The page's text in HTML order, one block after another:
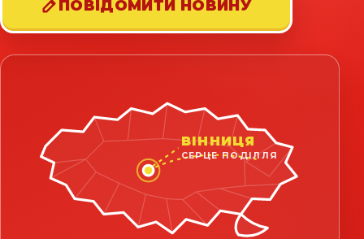
ПОВІДОМИТИ НОВИНУ
ВІННИЦЯ
СЕРЦЕ ПОДІЛЛЯ